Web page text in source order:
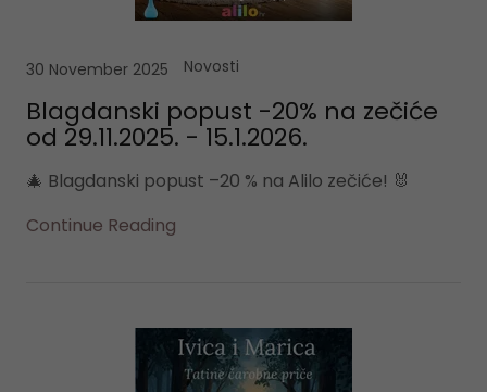
30 November 2025 Novosti
Blagdanski popust -20% na zečiće
od 29.11.2025. - 15.1.2026.
🎄 Blagdanski popust –20 % na Alilo zečiće! 🐰
Continue Reading